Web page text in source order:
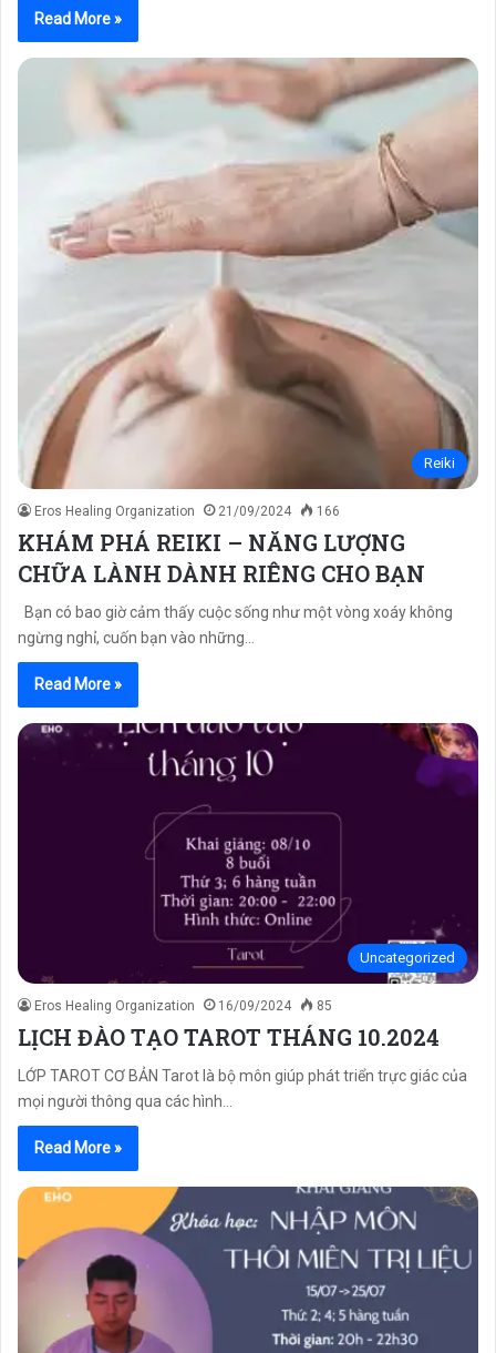
Read More »
Reiki
Eros Healing Organization 21/09/2024 166
KHÁM PHÁ REIKI – NĂNG LƯỢNG
CHỮA LÀNH DÀNH RIÊNG CHO BẠN
Bạn có bao giờ cảm thấy cuộc sống như một vòng xoáy không
ngừng nghỉ, cuốn bạn vào những…
Read More »
Uncategorized
Eros Healing Organization 16/09/2024 85
LỊCH ĐÀO TẠO TAROT THÁNG 10.2024
LỚP TAROT CƠ BẢN Tarot là bộ môn giúp phát triển trực giác của
mọi người thông qua các hình…
Read More »